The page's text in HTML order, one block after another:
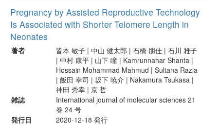
Pregnancy by Assisted Reproductive Technology
Is Associated with Shorter Telomere Length in
Neonates
著者
皆本 敏子 | 中山 健太郎 | 石橋 朋佳 | 石川 雅子
| 中村 康平 | 山下 瞳 | Kamrunnahar Shanta |
Hossain Mohammad Mahmud | Sultana Razia
| 飯田 幸司 | 坂下 暁介 | Nakamura Tsukasa |
神田 秀幸 | 京 哲
雑誌
International journal of molecular sciences 21
巻 24 号
発行日
2020-12-18 発行